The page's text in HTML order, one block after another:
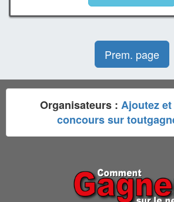
Prem. page
Organisateurs : Ajoutez
concours sur